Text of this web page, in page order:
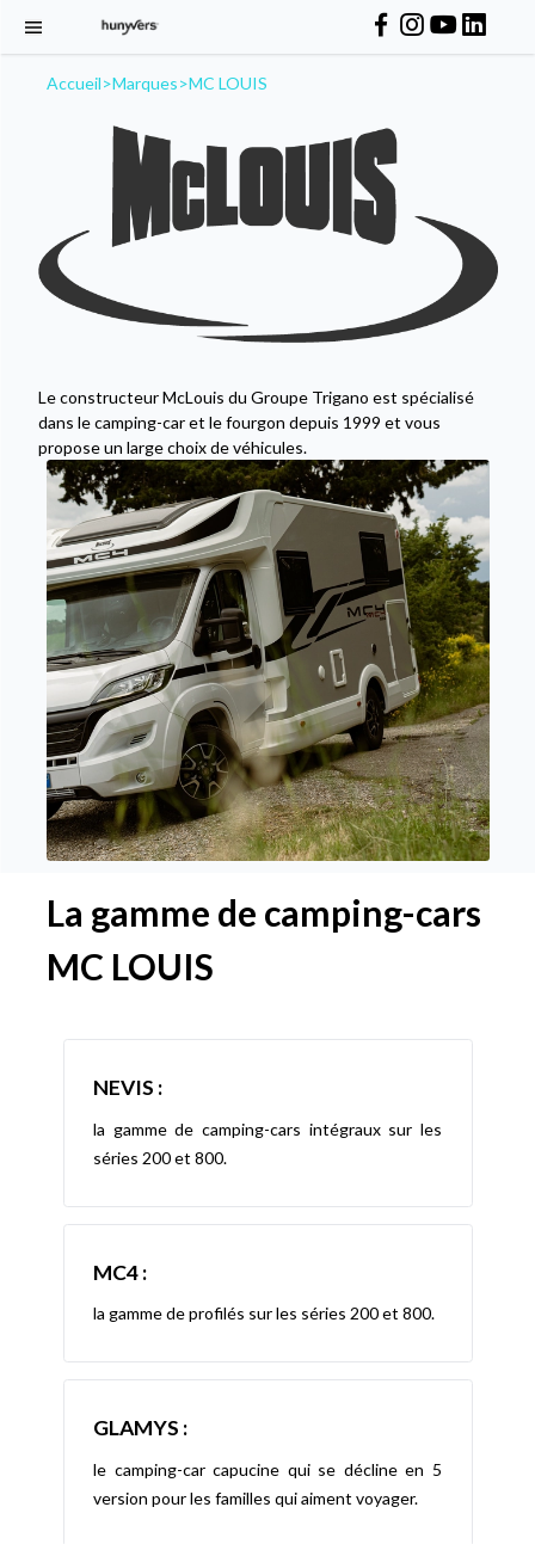
Accueil>Marques>MC LOUIS
Le constructeur McLouis du Groupe Trigano est spécialisé
dans le camping-car et le fourgon depuis 1999 et vous
propose un large choix de véhicules.
La gamme de camping-cars
MC LOUIS
NEVIS :
la gamme de camping-cars intégraux sur les
séries 200 et 800.
MC4 :
la gamme de profilés sur les séries 200 et 800.
GLAMYS :
le camping-car capucine qui se décline en 5
version pour les familles qui aiment voyager.